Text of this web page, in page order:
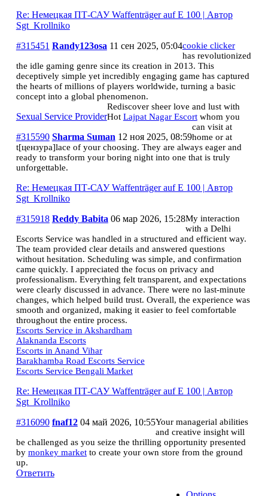
Re: Немецкая ПТ-САУ Waffenträger auf E 100 | Автор
Sgt_Krollniko
#315451 Randy123osa 11 сен 2025, 05:04cookie clicker
has revolutionized
the idle gaming genre since its creation in 2013. This
deceptively simple yet incredibly engaging game has captured
the hearts of millions of players worldwide, turning a basic
concept into a global phenomenon.
Sexual Service Provider
#315590 Sharma Suman 12 ноя 2025, 08:59
Rediscover sheer love and lust with
Hot Lajpat Nagar Escortwhom you
can visit at
home or at
t[цензура]lace of your choosing. They are always eager and
ready to transform your boring night into one that is truly
unforgettable.
Re: Немецкая ПТ-САУ Waffenträger auf E 100 | Автор
Sgt_Krollniko
#315918 Reddy Babita 06 мар 2026, 15:28My interaction
with a Delhi
Escorts Service was handled in a structured and efficient way.
The team provided clear details and answered questions
without hesitation. Scheduling was simple, and confirmation
came quickly. I appreciated the focus on privacy and
professionalism. Everything felt transparent, and expectations
were clearly discussed in advance. There were no last-minute
changes, which helped build trust. Overall, the experience was
smooth and organized, making it easier to feel comfortable
throughout the entire process.
Escorts Service in Akshardham
Alaknanda Escorts
Escorts in Anand Vihar
Barakhamba Road Escorts Service
Escorts Service Bengali Market
Re: Немецкая ПТ-САУ Waffenträger auf E 100 | Автор
Sgt_Krollniko
#316090 fnaf12 04 май 2026, 10:55Your managerial abilities
and creative insight will
be challenged as you seize the thrilling opportunity presented
by monkey marketto create your own store from the ground
up.
Ответить